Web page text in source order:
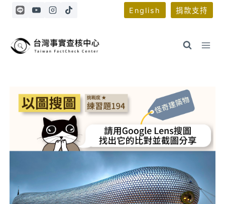
Skip
English 捐款支持